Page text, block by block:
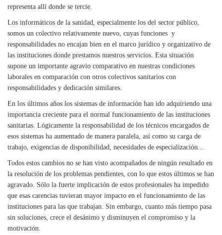
representa allí donde se tercie.
Los informáticos de la sanidad, especialmente los del sector público,
somos un colectivo relativamente nuevo, cuyas funciones y
responsabilidades no encajan bien en el marco jurídico y organizativo de
las instituciones donde prestamos nuestros servicios. Esta situación
supone un importante agravio comparativo en nuestras condiciones
laborales en comparación con otros colectivos sanitarios con
responsabilidades y dedicación similares.
En los últimos años los sistemas de información han ido adquiriendo una
importancia creciente para el normal funcionamiento de las instituciones
sanitarias. Lógicamente la responsabilidad de los técnicos encargados de
esos sistemas ha aumentado de manera paralela, así como su carga de
trabajo, exigencias de disponibilidad, necesidades de especialización...
Todos estos cambios no se han visto acompañados de ningún resultado en
la resolución de los problemas pendientes, con lo que estos últimos se han
agravado. Sólo la fuerte implicación de estos profesionales ha impedido
que esas carencias tuvieran mayor impacto en el funcionamiento de las
instituciones para las que trabajan. Sin embargo, cuanto más tiempo pasa
sin soluciones, crece el desánimo y disminuyen el compromiso y la
motivación.